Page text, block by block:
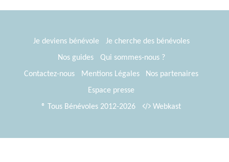
Je deviens bénévole
Je cherche des bénévoles
Nos guides
Qui sommes-nous ?
Contactez-nous
Mentions Légales
Nos partenaires
Espace presse
® Tous Bénévoles 2012-2026
Webkast